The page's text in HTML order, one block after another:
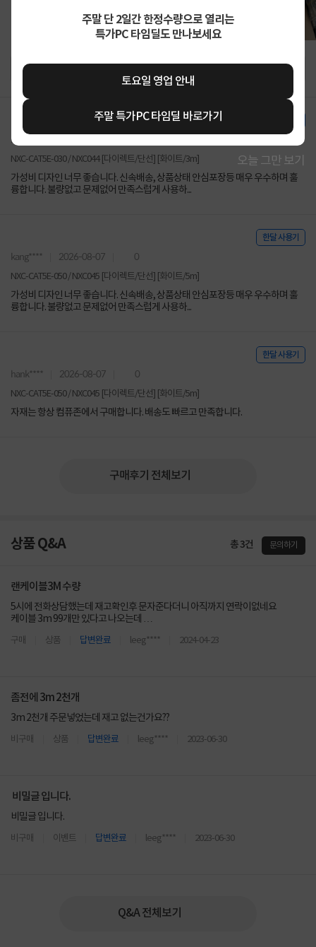
주말 단 2일간 한정수량으로 열리는
특가PC 타임딜도 만나보세요
토요일 영업 안내
주말 특가PC 타임딜 바로가기
오늘 그만 보기
kang**** 2026-08-07 0
NXC-CAT5E-030 / NXC044 [다이렉트/단선] [화이트/3m]
가성비 디자인 너무 좋습니다. 신속배송, 상품상태 안심포장등 매우 우수하며 훌
륭합니다. 불량없고 문제없어 만족스럽게 사용하...
한달 사용기
kang**** 2026-08-07 0
NXC-CAT5E-050 / NXC045 [다이렉트/단선] [화이트/5m]
가성비 디자인 너무 좋습니다. 신속배송, 상품상태 안심포장등 매우 우수하며 훌
륭합니다. 불량없고 문제없어 만족스럽게 사용하...
한달 사용기
hank**** 2026-08-07 0
NXC-CAT5E-050 / NXC045 [다이렉트/단선] [화이트/5m]
자재는 항상 컴퓨존에서 구매합니다. 배송도 빠르고 만족합니다.
구매후기 전체보기
상품 Q&A 총 3건 문의하기
랜케이블3M 수량
5시에 전화상담했는데 재고확인후 문자준다더니 아직까지 연락이없네요
케이블 3m 99개만 있다고 나오는데
구매 상품 답변완료 leeg**** 2024-04-23
좀전에 3m 2천개
3m 2천개 주문넣었는데 재고 없는건가요??
비구매 상품 답변완료 leeg**** 2023-06-30
비밀글 입니다.
비밀글 입니다.
비구매 이벤트 답변완료 leeg**** 2023-06-30
Q&A 전체보기